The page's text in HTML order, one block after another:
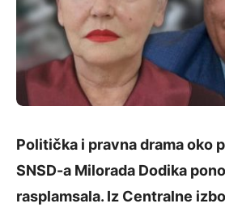
Politička i pravna drama oko
SNSD-a Milorada Dodika
rasplamsala. Iz Centralne